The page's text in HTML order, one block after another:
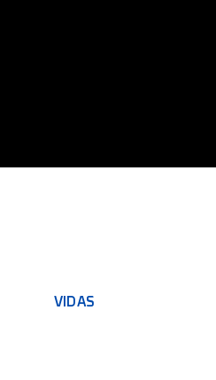
VIDAS